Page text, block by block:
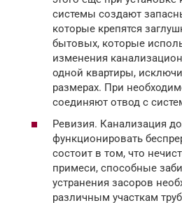
системы создают
которые крепятся
бытовых, которые
изменения
одной квартиры,
размерах. При
соединяют отвод с
Ревизия. Канализация
функционировать
состоит в том, что
примеси, способные
устранения засоров
различным участкам